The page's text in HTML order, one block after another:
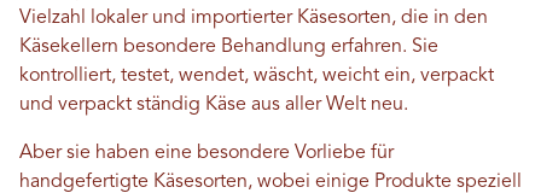
Vielzahl lokaler und importierter Käsesorten, die in den
Käsekellern besondere Behandlung erfahren. Sie
kontrolliert, testet, wendet, wäscht, weicht ein, verpackt
und verpackt ständig Käse aus aller Welt neu.
Aber sie haben eine besondere Vorliebe für
handgefertigte Käsesorten, wobei einige Produkte speziell